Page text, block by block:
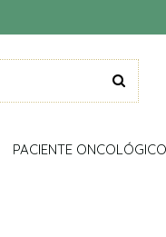
PACIENTE ONCOLÓGICO